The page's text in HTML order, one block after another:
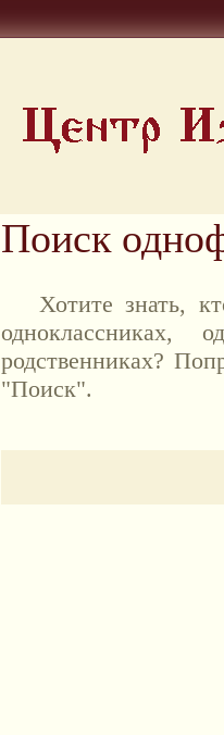
Поиск
Хотите знать,
одноклассниках,
родственниках?
"Поиск".